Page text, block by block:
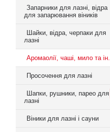
Запарники для лазні, відра
для запарювання віників
Шайки, відра, черпаки для
лазні
Аромаолії, чаші, мило та ін.
Просочення для лазні
Шапки, рушники, парео для
лазні
Віники для лазні і сауни